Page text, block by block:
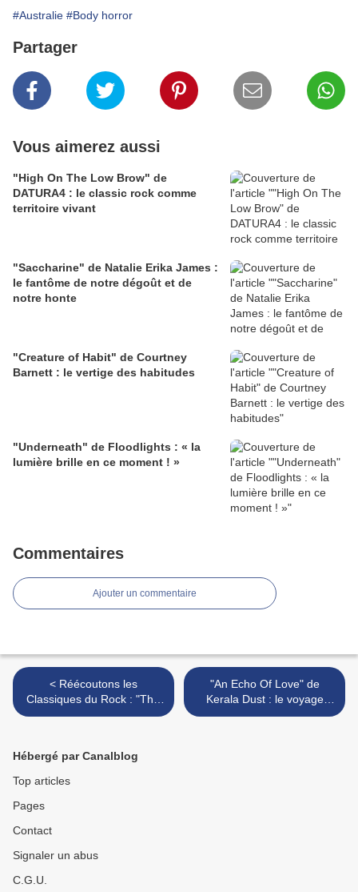
#Australie #Body horror
Partager
Vous aimerez aussi
"High On The Low Brow" de
DATURA4 : le classic rock comme
territoire vivant
"Saccharine" de Natalie Erika James :
le fantôme de notre dégoût et de
notre honte
"Creature of Habit" de Courtney
Barnett : le vertige des habitudes
"Underneath" de Floodlights : « la
lumière brille en ce moment ! »
Commentaires
Ajouter un commentaire
< Réécoutons les
Classiques du Rock : "This
Year's Model" d'Elvis
"An Echo Of Love" de
Kerala Dust : le voyage
suspendu >
Hébergé par Canalblog
Top articles
Pages
Contact
Signaler un abus
C.G.U.